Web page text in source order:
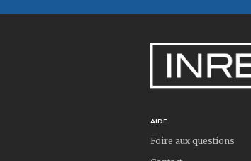
AIDE
Foire aux questions